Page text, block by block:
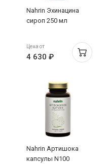
Nahrin Эхинацина
сироп 250 мл
Цена от
4 630 ₽
Nahrin Артишока
капсулы N100